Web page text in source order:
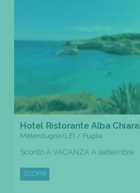
Hotel Ristorante Alba Chiara
Melendugno (LE) / Puglia
Sconto A VACANZA A settembre
SCOPRI